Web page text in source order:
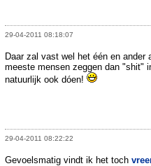
29-04-2011 08:18:07
Daar zal vast wel het één en ander
meeste mensen zeggen dan "shit"
natuurlijk ook dóen!
29-04-2011 08:22:22
Gevoelsmatig vindt ik het toch